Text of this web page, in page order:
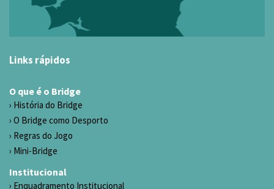
Links rápidos
O que é o Bridge
História do Bridge
O Bridge como Desporto
Regras do Jogo
Mini-Bridge
Institucional
Enquadramento Institucional